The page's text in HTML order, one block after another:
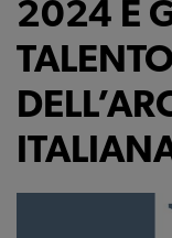
ALBO
SEGRETERIA
SERVIZI
FORMAZIONE
2024 E
TALENTO